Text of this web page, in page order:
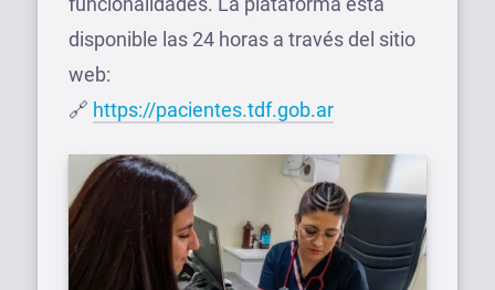
disponible las 24 horas a través del sitio
web:
🔗 https://pacientes.tdf.gob.ar